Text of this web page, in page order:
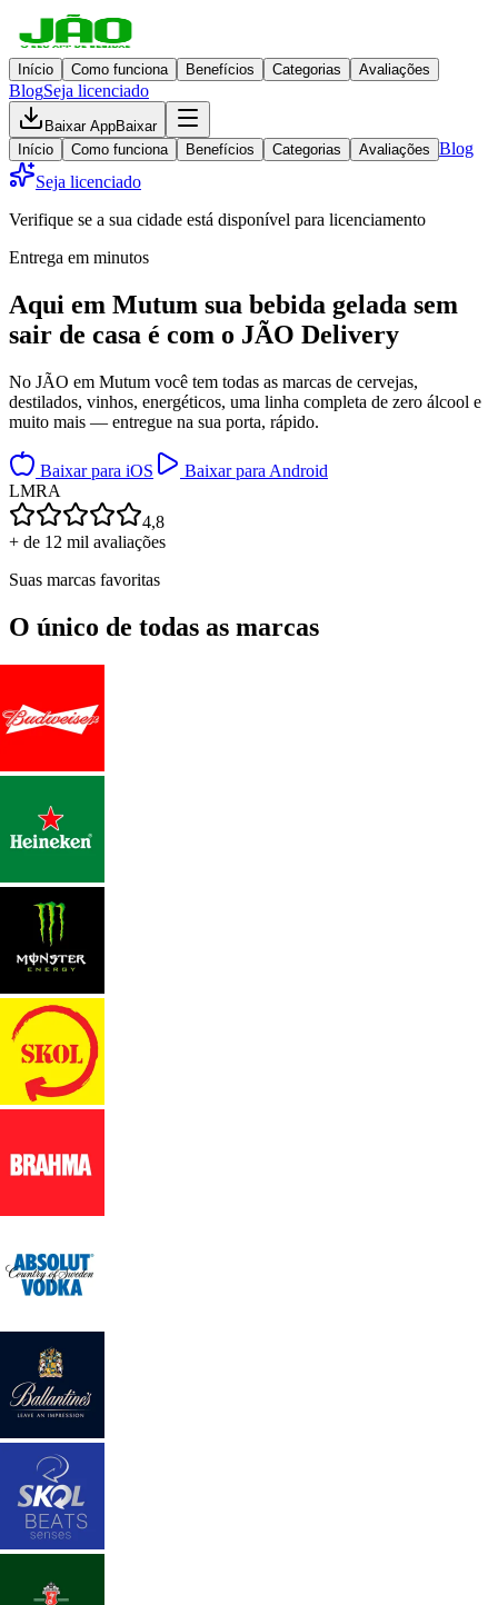
Início Como funciona Benefícios Categorias Avaliações
BlogSeja licenciado
Baixar AppBaixar
Início
Como funciona Benefícios Categorias Avaliações Blog
Seja licenciado
Verifique se a sua cidade está disponível para licenciamento
Entrega em minutos
Aqui em Mutum sua bebida gelada sem
sair de casa é com o JÃO Delivery
No JÃO em Mutum você tem todas as marcas de cervejas,
destilados, vinhos, energéticos, uma linha completa de zero álcool e
muito mais — entregue na sua porta, rápido.
Baixar para iOS
Baixar para Android
LMRA
4,8
+ de 12 mil avaliações
Suas marcas favoritas
O único de todas as marcas